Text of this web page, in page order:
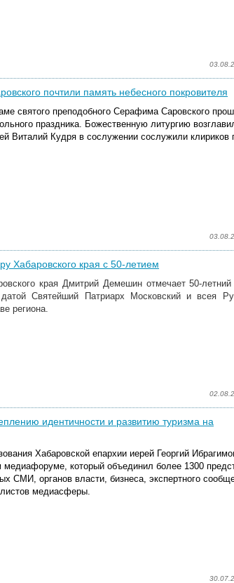
почтили память небесного покровителя
святого преподобного Серафима Саровского
праздника. Божественную литургию
Виталий Кудря в сослужении сослужили клириков
Хабаровского края с 50-летием
края Дмитрий Демешин отмечает 50-
Святейший Патриарх Московский и всея
региона.
идентичности и развитию туризма на
Хабаровской епархии иерей Георгий
медиафоруме, который объединил более 1300
СМИ, органов власти, бизнеса, экспертного
медиасферы.